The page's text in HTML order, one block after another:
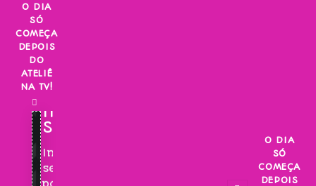
Skip
content
O DIA
SÓ
COMEÇA
DEPOIS
DO
ATELIÊ
NA TV!
INSCREVA-
SE!
Inscreva-
se
O DIA
SÓ
COMEÇA
DEPOIS